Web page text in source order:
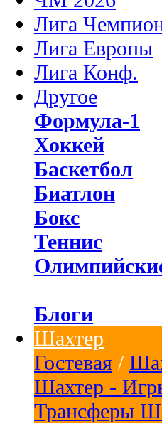
Лига
Лига Европы
Лига Конф.
Другое
Формула-1
Хоккей
Баскетбол
Биатлон
Бокс
Теннис
Блоги
Шахтер
Гостевая /
Шахтер -
Трансферы